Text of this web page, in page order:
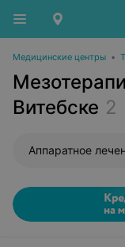
Медицинские центры •
Витебске 2
Аппаратное